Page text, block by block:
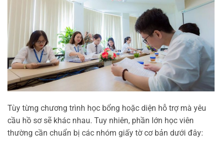
Tùy từng chương trình học bổng hoặc diện hỗ trợ mà yêu
cầu hồ sơ sẽ khác nhau. Tuy nhiên, phần lớn học viên
thường cần chuẩn bị các nhóm giấy tờ cơ bản dưới đây: